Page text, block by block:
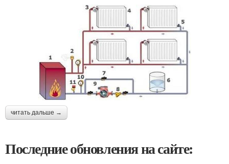
читать дальше →
Последние обновления на сайте: